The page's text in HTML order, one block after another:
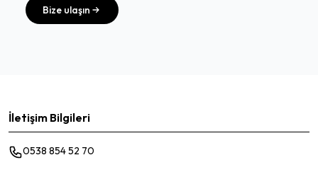
Bize ulaşın
İletişim Bilgileri
0538 854 52 70